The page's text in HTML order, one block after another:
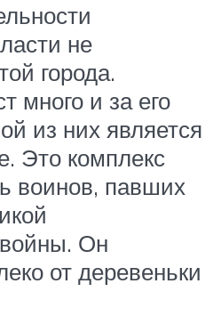
не
города.
много и за его
из них является
Это комплекс
воинов, павших
Он
от деревеньки